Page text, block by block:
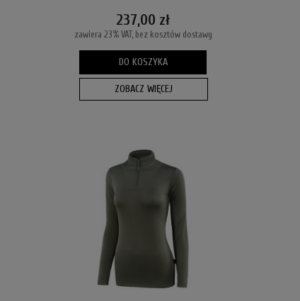
237,00 zł
zawiera 23% VAT, bez kosztów dostawy
DO KOSZYKA
ZOBACZ WIĘCEJ